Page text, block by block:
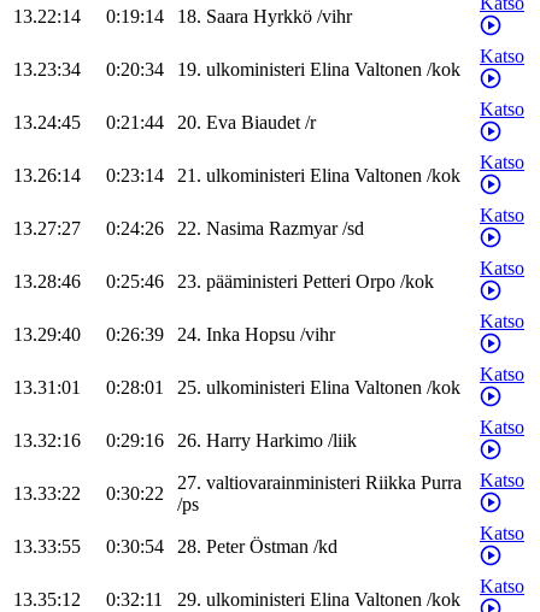
13.22:14 0:19:14 18. Saara Hyrkkö /vihr
13.23:34 0:20:34 19. ulkoministeri Elina Valtonen /kok
Katso
13.24:45 0:21:44 20. Eva Biaudet/r
Katso
13.26:14 0:23:14 21. ulkoministeri Elina Valtonen /kok
Katso
13.27:27 0:24:26 22. Nasima Razmyar/sd
Katso
13.28:46 0:25:46 23. pääministeri Petteri Orpo /kok
Katso
13.29:40 0:26:39 24. Inka Hopsu /vihr
Katso
13.31:01 0:28:01 25. ulkoministeri Elina Valtonen /kok
Katso
13.32:16 0:29:16 26. Harry Harkimo /liik
Katso
13.33:22 0:30:22
27. valtiovarainministeri Riikka Purra
/ps
Katso
13.33:55 0:30:54 28. Peter Östman /kd
Katso
13.35:12 0:32:11 29. ulkoministeri Elina Valtonen /kok
Katso